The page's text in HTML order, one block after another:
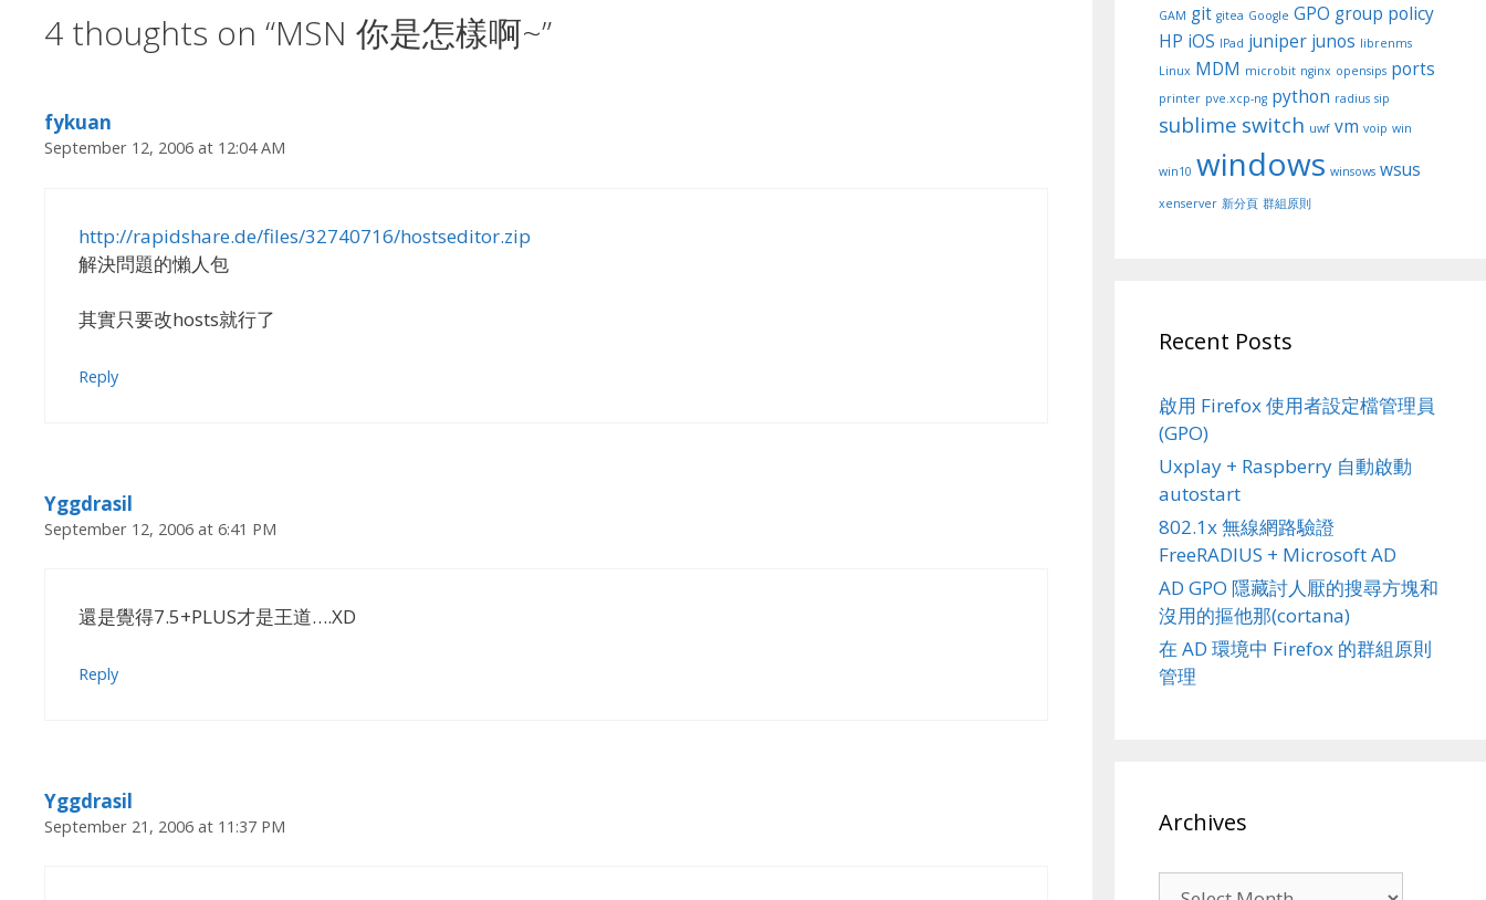
4 thoughts on “MSN 你是怎樣啊~”
fykuan
September 12, 2006 at 12:04 AM
http://rapidshare.de/files/32740716/hostseditor.zip
解決問題的懶人包
其實只要改hosts就行了
Reply
Yggdrasil
September 12, 2006 at 6:41 PM
還是覺得7.5+PLUS才是王道….XD
Reply
Yggdrasil
September 21, 2006 at 11:37 PM
GAM git gitea Google GPO group policy
HP iOS IPad juniper junos librenms
Linux MDM microbit nginx opensips ports
printer pve.xcp-ng python radius sip
sublime switch uwf vm voip win
win10 windows winsows wsus
xenserver 新分頁 群組原則
Recent Posts
啟用 Firefox 使用者設定檔管理員
(GPO)
Uxplay + Raspberry 自動啟動
autostart
802.1x 無線網路驗證
FreeRADIUS + Microsoft AD
AD GPO 隱藏討人厭的搜尋方塊和
沒用的摳他那(cortana)
在 AD 環境中 Firefox 的群組原則
管理
Archives